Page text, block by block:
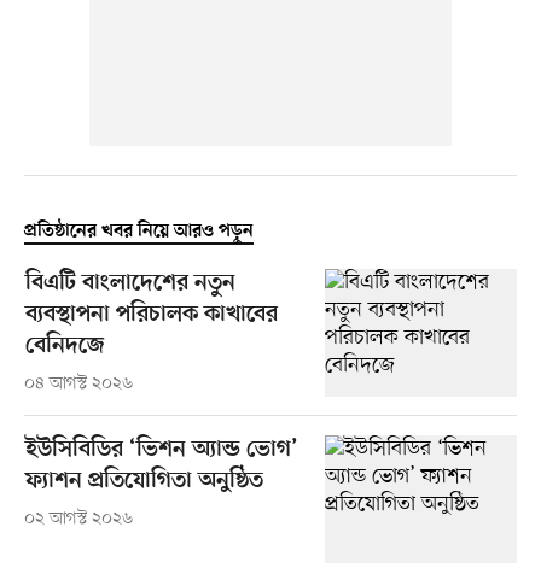
প্রতিষ্ঠানের খবর নিয়ে আরও পড়ুন
বিএটি বাংলাদেশের নতুন
ব্যবস্থাপনা পরিচালক কাখাবের
বেনিদজে
০৪ আগস্ট ২০২৬
ইউসিবিডির ‘ভিশন অ্যান্ড ভোগ’
ফ্যাশন প্রতিযোগিতা অনুষ্ঠিত
০২ আগস্ট ২০২৬